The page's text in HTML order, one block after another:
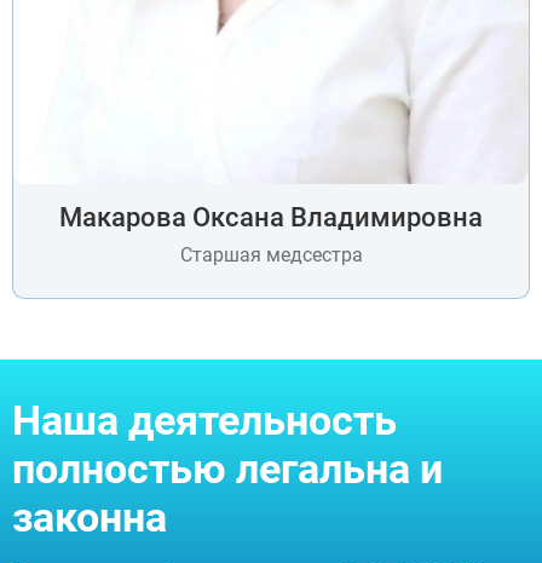
Макарова Оксана Владимировна
Старшая медсестра
Наша деятельность
полностью легальна и
законна